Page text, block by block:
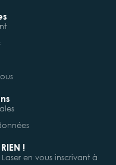
!
en vous inscrivant à